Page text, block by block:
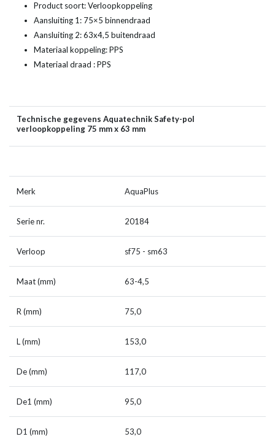
Product soort: Verloopkoppeling
Aansluiting 1: 75×5 binnendraad
Aansluiting 2: 63x4,5 buitendraad
Materiaal koppeling: PPS
Materiaal draad : PPS
Technische gegevens Aquatechnik Safety-pol
verloopkoppeling 75 mm x 63 mm
Merk AquaPlus
Serie nr. 20184
Verloop sf75 - sm63
Maat (mm) 63-4,5
R (mm) 75,0
L (mm) 153,0
De (mm) 117,0
De1 (mm) 95,0
D1 (mm) 53,0